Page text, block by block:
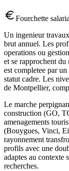
Fourchette
Un ingenieur
brut annuel. Les
operations ou
et se rapprochent
est completee par
statut cadre. Les
de Montpellier,
Le marche
construction (GO,
amenagements
(Bouygues, Vinci,
rayonnement
profils avec une
adaptes au contexte
recherches.